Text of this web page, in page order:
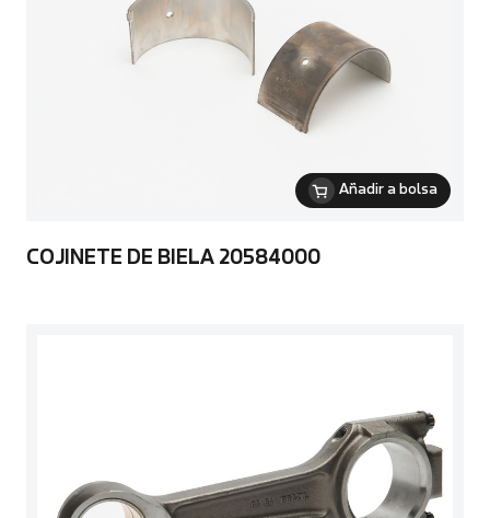
Añadir a bolsa
COJINETE DE BIELA 20584000